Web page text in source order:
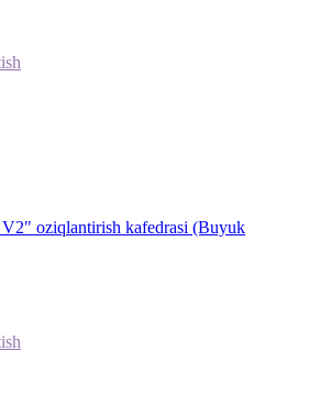
oziqlantirish kafedrasi (Buyuk